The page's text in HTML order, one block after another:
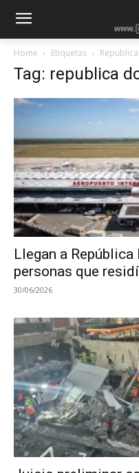
Home Etiquetas
Tag: republica
Llegan a
personas que
30/06/2026